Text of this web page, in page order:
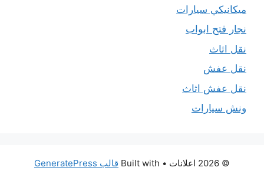
ميكانيكي سيارات
نجار فتح ابواب
نقل اثاث
نقل عفش
نقل عفش اثاث
ونش سيارات
© 2026 اعلانات • Built with قالب GeneratePress